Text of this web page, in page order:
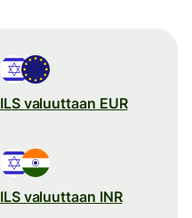
ILS valuuttaan EUR
ILS valuuttaan INR